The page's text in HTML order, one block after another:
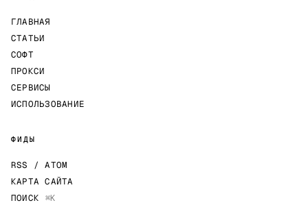
ГЛАВНАЯ
СТАТЬИ
СОФТ
ПРОКСИ
СЕРВИСЫ
ИСПОЛЬЗОВАНИЕ
ФИДЫ
RSS / ATOM
КАРТА САЙТА
ПОИСК ⌘K